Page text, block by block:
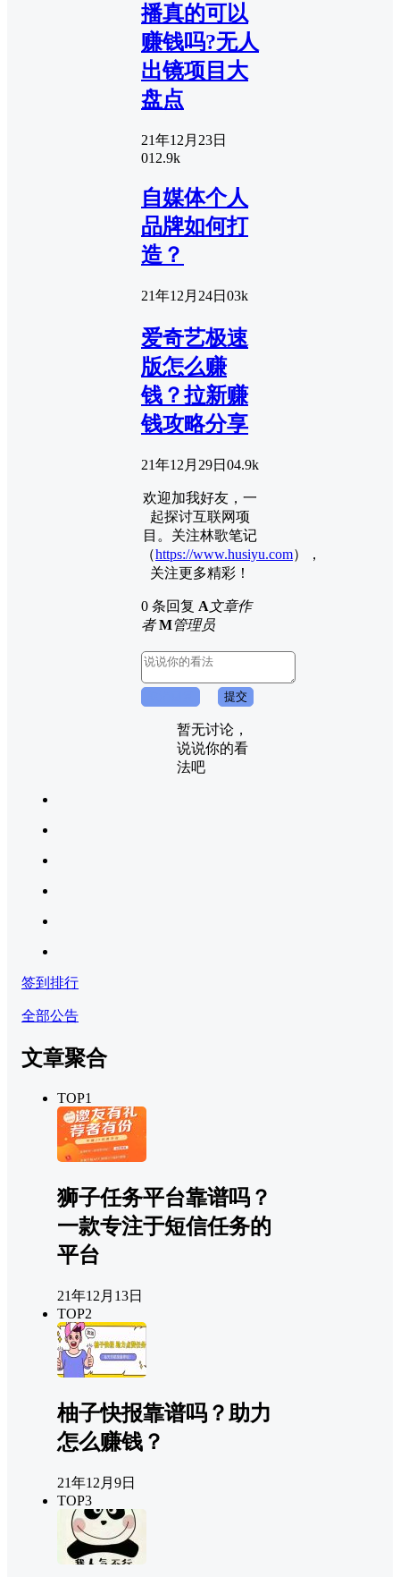
播真的可以
赚钱吗?无人
出镜项目大
盘点
21年12月23日
012.9k
自媒体个人
品牌如何打
造？
21年12月24日 03k
爱奇艺极速
版怎么赚
钱？拉新赚
钱攻略分享
21年12月29日 04.9k
欢迎加我好友，一
起探讨互联网项
目。关注林歌笔记
（https://www.husiyu.com），
关注更多精彩！
0 条回复 A文章作
者 M管理员
提交
暂无讨论，
说说你的看
法吧
签到排行
全部公告
文章聚合
TOP1
狮子任务平台靠谱吗？
一款专注于短信任务的
平台
21年12月13日
TOP2
柚子快报靠谱吗？助力
怎么赚钱？
21年12月9日
TOP3